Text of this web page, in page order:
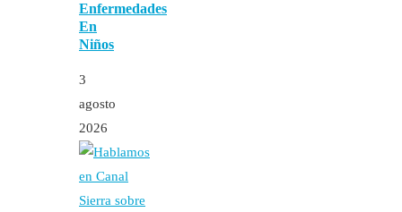
Enfermedades
En
Niños
3
agosto
2026